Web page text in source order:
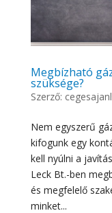
Megbízható
szüksége?
Szerző:
Nem egyszerű
kifogunk egy
kell nyúlni a
Leck Bt.-ben
és megfelelő
minket...